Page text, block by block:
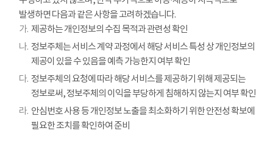
발생하면 다음과 같은 사항을 고려하겠습니다.
가. 제공하는 개인정보의 수집 목적과 관련성 확인
나. 정보주체는 서비스 계약 과정에서 해당 서비스 특성 상 개인정보의
제공이 있을 수 있음을 예측 가능한지 여부 확인
다. 정보주체의 요청에 따라 해당 서비스를 제공하기 위해 제공되는
정보로써, 정보주체의 이익을 부당하게 침해하지 않는지 여부 확인
라. 안심번호 사용 등 개인정보 노출을 최소화하기 위한 안전성 확보에
필요한 조치를 확인하여 준비